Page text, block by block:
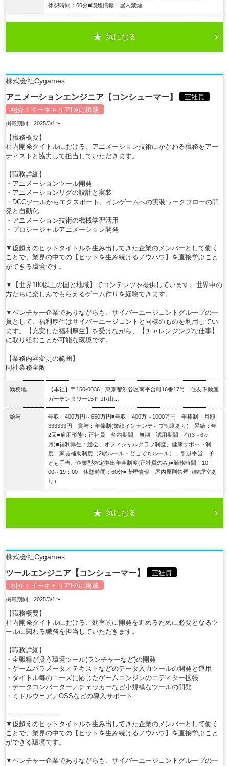
休憩時間：60分■喫煙情報：屋内禁煙
気になる
株式会社Cygames
アニメーションエンジニア【コンシューマー】
正社員
紹介： イーキャリアFAに掲載
掲載期間：2025/3/1〜
【職務概要】
社内開発タイトルにおける、アニメーション技術にかかわる職務をアー
ティストと協力して担当していただきます。
【職務詳細】
・アニメーションツール開発
・アニメーションリグの設計と実装
・DCCツールからエクスポート、インゲームへの実装ワークフローの開
発と自動化
・アニメーション技術の機械学習活用
・プロシージャルアニメーション開発
---------------------------
▼億超えのヒットタイトルを生み出してきた企業のメンバーとして働く
ことで、業界の中での【ヒットを生み続けるノウハウ】を直接学ぶこと
ができる環境です。
▼【世界180以上の国と地域】でコンテンツを提供しています。世界中の
方たちに楽しんでもらえるゲーム作りを経験できます。
▼ベンチャー企業でありながらも、サイバーエージェントグループの一
員として、福利厚生はサイバーエージェントと同様のものを利用してい
ます。【充実した福利厚生】を受けながら、【チャレンジングな仕事】
に取り組むことが可能な環境です。
【業務内容変更の範囲】
同社業務全般
勤務地
【本社】〒150-0036 東京都渋谷区南平台町16番17号 住友不動産
ガーデンタワー15Ｆ JR山…
給与
年収：400万円～650万円■年収：400万～1000万円 年棒制：月額
333333円 賞与：年俸制(業績インセンティブ制度あり) 昇給：年
2回■雇用形態：正社員 契約期間：無期 試用期間：有(3～6ヶ
月)■福利厚生：総会、オフィシャルクラブ制度、健康サポート制
度、家賃補助制度（2駅ルール・どこでもルール）、引越手当、子
ども手当、企業型確定拠出年金制度(正社員のみ)■勤務時間：10：
00～19：00 休憩時間：60分■喫煙情報：屋内原則禁煙（喫煙室あ
り）
気になる
株式会社Cygames
ツールエンジニア【コンシューマー】
正社員
紹介： イーキャリアFAに掲載
掲載期間：2025/3/1〜
【職務概要】
社内開発タイトルにおける、効率的に開発を進めるために必要となるツ
ールに関わる職務を担当していただきます。
【職務詳細】
・全職種が扱う環境ツール(ランチャーなど)の開発
・ゲームパラメータ／テキストなどのデータ入力ツールの開発と運用
・タイトル毎のニーズに応じたゲームエンジンのエディター拡張
・データコンバーター／チェッカーなど小規模なツールの開発
・ミドルウェア／OSSなどの導入サポート
---------------------------
▼億超えのヒットタイトルを生み出してきた企業のメンバーとして働く
ことで、業界の中での【ヒットを生み続けるノウハウ】を直接学ぶこと
ができる環境です。
▼ベンチャー企業でありながらも、サイバーエージェントグループの一